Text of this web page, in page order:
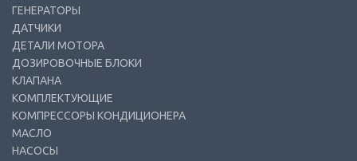
ГЕНЕРАТОРЫ
ДАТЧИКИ
ДЕТАЛИ МОТОРА
ДОЗИРОВОЧНЫЕ БЛОКИ
КЛАПАНА
КОМПЛЕКТУЮЩИЕ
КОМПРЕССОРЫ КОНДИЦИОНЕРА
МАСЛО
НАСОСЫ